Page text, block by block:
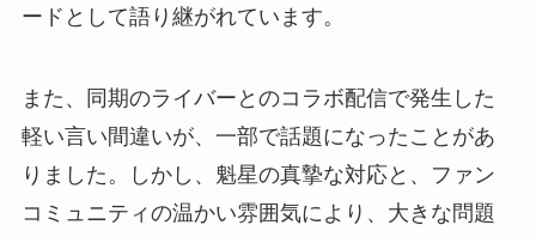
ードとして語り継がれています。
また、同期のライバーとのコラボ配信で発生した
軽い言い間違いが、一部で話題になったことがあ
りました。しかし、魁星の真摯な対応と、ファン
コミュニティの温かい雰囲気により、大きな問題